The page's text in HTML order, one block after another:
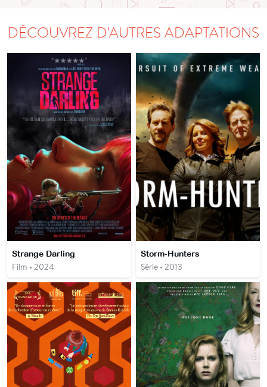
DÉCOUVREZ D'AUTRES ADAPTATIONS
Strange Darling
Film • 2024
Storm-Hunters
Série • 2013